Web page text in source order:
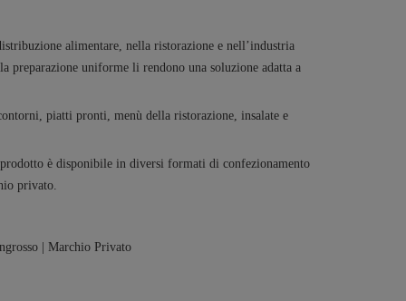
alimentare, nella ristorazione e nell’industria
preparazione uniforme li rendono una soluzione adatta a
piatti pronti, menù della ristorazione, insalate e
è disponibile in diversi formati di confezionamento
privato.
| Marchio Privato